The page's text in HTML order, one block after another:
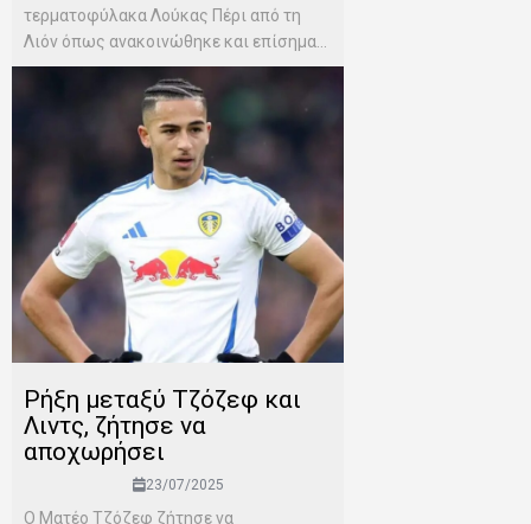
τερματοφύλακα Λούκας Πέρι από τη
Λιόν όπως ανακοινώθηκε και επίσημα...
Ρήξη μεταξύ Τζόζεφ και
Λιντς, ζήτησε να
αποχωρήσει
23/07/2025
Ο Ματέο Τζόζεφ ζήτησε να